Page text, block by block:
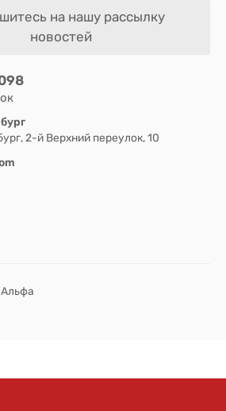
на нашу рассылку
новостей
2-й Верхний переулок, 10